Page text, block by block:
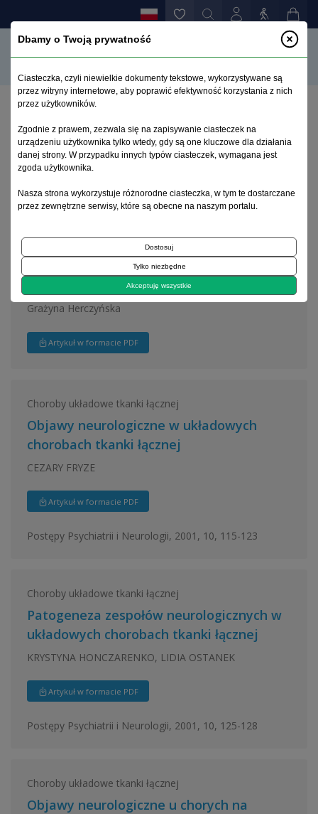
Archiwum 1992–2014
2001, tom 10, zeszyt 2
Mieczysław Minkowski 1884-1972
Grażyna Herczyńska
Artykuł w formacie PDF
Choroby układowe tkanki łącznej
Objawy neurologiczne w układowych
chorobach tkanki łącznej
CEZARY FRYZE
Artykuł w formacie PDF
Postępy Psychiatrii i Neurologii, 2001, 10, 115-123
Choroby układowe tkanki łącznej
Patogeneza zespołów neurologicznych w
układowych chorobach tkanki łącznej
KRYSTYNA HONCZARENKO, LIDIA OSTANEK
Artykuł w formacie PDF
Postępy Psychiatrii i Neurologii, 2001, 10, 125-128
Choroby układowe tkanki łącznej
Objawy neurologiczne u chorych na
Dbamy o Twoją prywatność
Ciasteczka, czyli niewielkie dokumenty tekstowe, wykorzystywane są
przez witryny internetowe, aby poprawić efektywność korzystania z nich
przez użytkowników.
Zgodnie z prawem, zezwala się na zapisywanie ciasteczek na
urządzeniu użytkownika tylko wtedy, gdy są one kluczowe dla działania
danej strony. W przypadku innych typów ciasteczek, wymagana jest
zgoda użytkownika.
Nasza strona wykorzystuje różnorodne ciasteczka, w tym te dostarczane
przez zewnętrzne serwisy, które są obecne na naszym portalu.
Dostosuj
Tylko niezbędne
Akceptuję wszystkie